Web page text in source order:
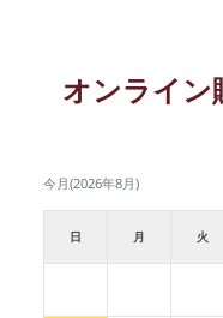
オンライン
今月(2026年8月)
日 月 火